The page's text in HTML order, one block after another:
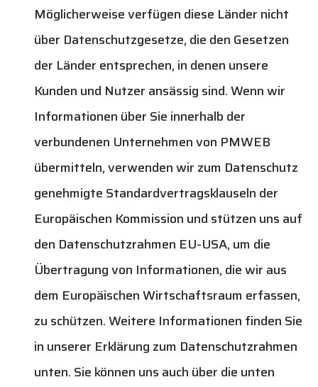
Möglicherweise verfügen diese Länder nicht
über Datenschutzgesetze, die den Gesetzen
der Länder entsprechen, in denen unsere
Kunden und Nutzer ansässig sind. Wenn wir
Informationen über Sie innerhalb der
verbundenen Unternehmen von PMWEB
übermitteln, verwenden wir zum Datenschutz
genehmigte Standardvertragsklauseln der
Europäischen Kommission und stützen uns auf
den Datenschutzrahmen EU-USA, um die
Übertragung von Informationen, die wir aus
dem Europäischen Wirtschaftsraum erfassen,
zu schützen. Weitere Informationen finden Sie
in unserer Erklärung zum Datenschutzrahmen
unten. Sie können uns auch über die unten